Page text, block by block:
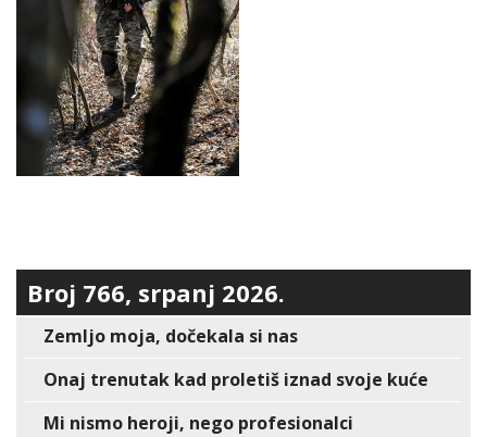
Broj 766, srpanj 2026.
Zemljo moja, dočekala si nas
Onaj trenutak kad proletiš iznad svoje kuće
Mi nismo heroji, nego profesionalci